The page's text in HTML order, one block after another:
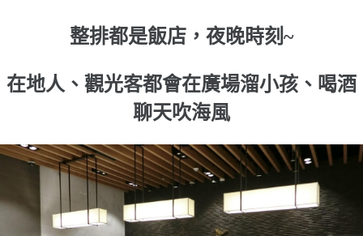
整排都是飯店，夜晚時刻~
在地人、觀光客都會在廣場溜小孩、喝酒
聊天吹海風